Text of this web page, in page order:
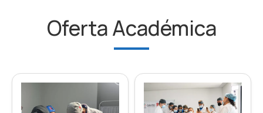
Oferta Académica